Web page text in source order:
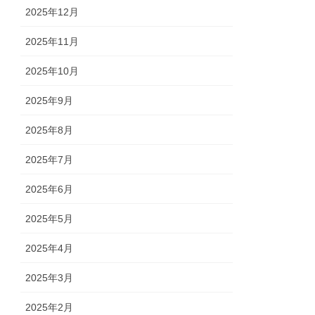
2025年12月
2025年11月
2025年10月
2025年9月
2025年8月
2025年7月
2025年6月
2025年5月
2025年4月
2025年3月
2025年2月